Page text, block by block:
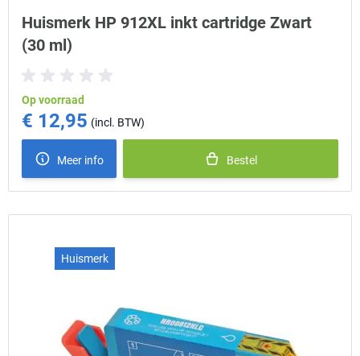
Huismerk HP 912XL inkt cartridge Zwart
(30 ml)
Op voorraad
€ 12,95
Meer info Bestel
Huismerk